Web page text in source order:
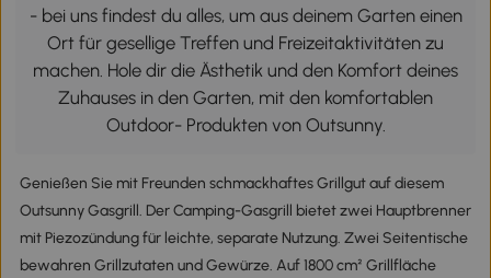
- bei uns findest du alles, um aus deinem Garten einen
Ort für gesellige Treffen und Freizeitaktivitäten zu
machen. Hole dir die Ästhetik und den Komfort deines
Zuhauses in den Garten, mit den komfortablen
Outdoor- Produkten von Outsunny.
Genießen Sie mit Freunden schmackhaftes Grillgut auf diesem
Outsunny Gasgrill. Der Camping-Gasgrill bietet zwei Hauptbrenner
mit Piezozündung für leichte, separate Nutzung. Zwei Seitentische
bewahren Grillzutaten und Gewürze. Auf 1800 cm² Grillfläche